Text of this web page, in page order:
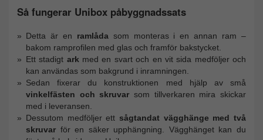
Så fungerar Unibox påbyggnadssats
Detta är en ramlådasom monteras i en annan ram –
bakom ramprofilen med glas och framför bakstycket.
Ett stadigt arkmed en svart och en vit sida medföljer och
kan användas som bakgrund i inramningen.
Sedan fixerar du konstruktionen med hjälp av små
vinkelfästen och skruvar som tillverkaren mira skickar
med i leveransen.
Dessutom medföljer ett sågtandat vägghänge med två
skruvar för en säker upphängning. Vägghänget kan du